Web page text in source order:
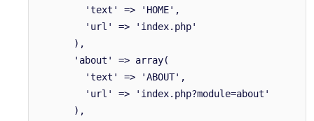
'text' => 'HOME',
'url' => 'index.php'
),
'about' => array(
'text' => 'ABOUT',
'url' => 'index.php?module=about'
),